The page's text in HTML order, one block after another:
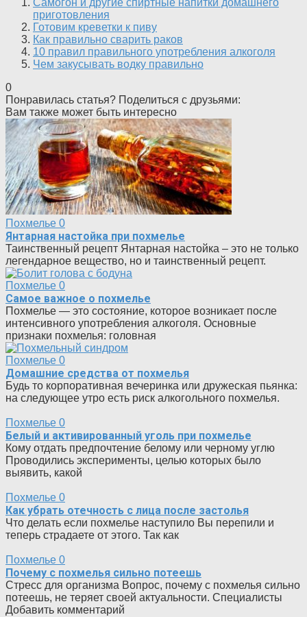
приготовления
Готовим креветки к пиву
Как правильно сварить раков
10 правил правильного употребления алкоголя
Чем закусывать водку правильно
0
Понравилась статья? Поделиться с друзьями:
Вам также может быть интересно
Похмелье 0
Янтарная настойка при похмелье
Таинственный рецепт Янтарная настойка – это не только
легендарное вещество, но и таинственный рецепт.
Похмелье 0
Самое важное о похмелье
Похмелье — это состояние, которое возникает после
интенсивного употребления алкоголя. Основные
признаки похмелья: головная
Похмелье 0
Домашние средства от похмелья
Будь то корпоративная вечеринка или дружеская пьянка:
на следующее утро есть риск алкогольного похмелья.
Похмелье 0
Белый и активированный уголь при похмелье
Кому отдать предпочтение белому или черному углю
Проводились эксперименты, целью которых было
выявить, какой
Похмелье 0
Как убрать отечность с лица после застолья
Что делать если похмелье наступило Вы перепили и
теперь страдаете от этого. Так как
Похмелье 0
Почему с похмелья сильно потеешь
Стресс для организма Вопрос, почему с похмелья сильно
потеешь, не теряет своей актуальности. Специалисты
Добавить комментарий